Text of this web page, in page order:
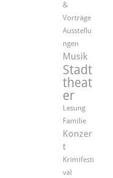
&
Vorträge
Ausstellu
ngen
Musik
Stadt
theat
er
Lesung
Familie
Konzer
t
Krimifesti
val